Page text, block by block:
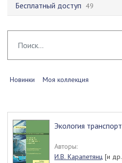
Бесплатный доступ 49
Новинки Моя коллекция
Экология
Авторы:
И.В. Карапетянц [и